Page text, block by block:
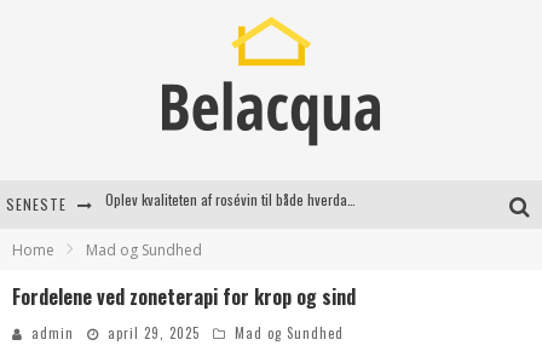
SENESTE Vantinge Teknik: En Innovativ Løsning til Moderne Udfordringer
Effektiv rydning af dødsbo i Gentofte
Home Mad og Sundhed
Fordelene ved zoneterapi for krop og sind
admin april 29, 2025 Mad og Sundhed